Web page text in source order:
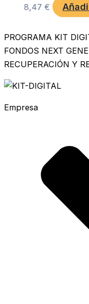
8,47 €
PROGRAMA KIT
FONDOS NEXT
RECUPERACIÓN Y
Empresa